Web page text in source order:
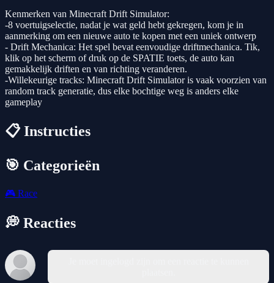
Kenmerken van Minecraft Drift Simulator:
-8 voertuigselectie, nadat je wat geld hebt gekregen, kom je in
aanmerking om een nieuwe auto te kopen met een uniek ontwerp
- Drift Mechanica: Het spel bevat eenvoudige driftmechanica. Tik,
klik op het scherm of druk op de SPATIE toets, de auto kan
gemakkelijk driften en van richting veranderen.
-Willekeurige tracks: Minecraft Drift Simulator is vaak voorzien van
random track generatie, dus elke bochtige weg is anders elke
gameplay
📋 Instructies
🎯 Categorieën
🎮 Race
💭 Reacties